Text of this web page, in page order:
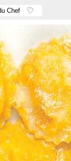
Chef